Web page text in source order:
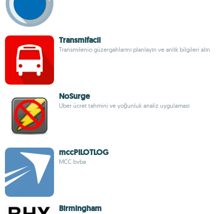
Transmifacil
Transmilenio güzergahlarını planlayın ve anlık bilgileri alın
NoSurge
Uber ücret tahmini ve yoğunluk analiz uygulaması
mccPILOTLOG
MCC bvba
Birmingham